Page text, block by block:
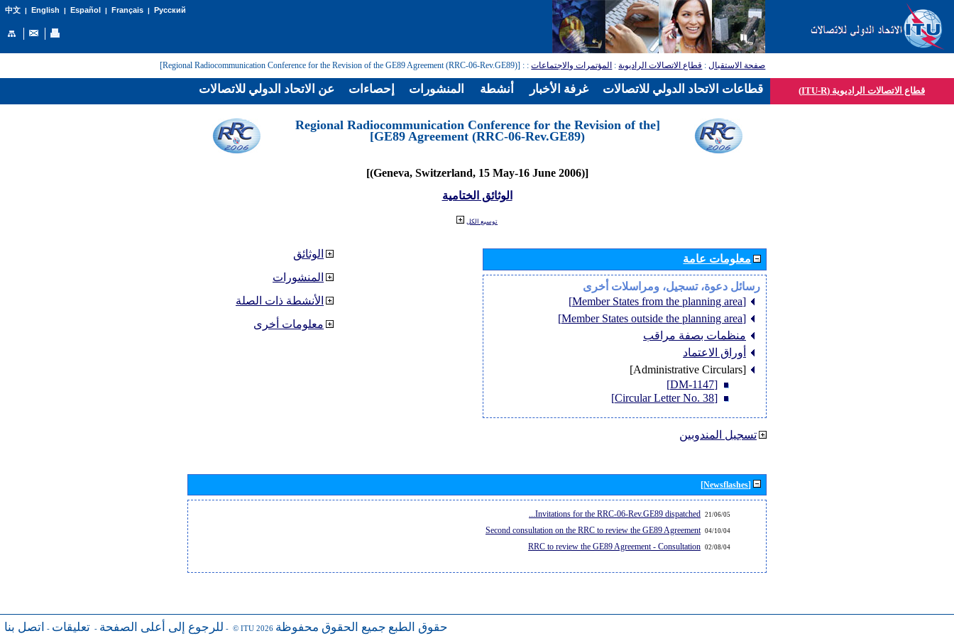
中文| English | Español | Français| Русский
صفحة الاستقبال: قطاع الاتصالات الراديوية: المؤتمرات والاجتماعات:
: [Regional Radiocommunication Conference for the Revision of the GE89 Agreement (RRC-06-Rev.GE89)]
قطاع الاتصالات الراديوية (ITU-R)
[Regional Radiocommunication Conference for the Revision of the
GE89 Agreement (RRC-06-Rev.GE89)]
[(Geneva, Switzerland, 15 May-16 June 2006)]
الوثائق الختامية
توسيع الكل
الوثائق
المنشورات
الأنشطة ذات الصلة
معلومات أخرى
معلومات عامة
رسائل دعوة، تسجيل، ومراسلات أخرى
[Member States from the planning area]
[Member States outside the planning area]
منظمات بصفة مراقب
أوراق الاعتماد
[Administrative Circulars]
[DM-1147]
[Circular Letter No. 38]
تسجيل المندوبين
[Newsflashes]
21/06/05
Invitations for the RRC-06-Rev.GE89 dispatched...
04/10/04
Second consultation on the RRC to review the GE89 Agreement
02/08/04
RRC to review the GE89 Agreement - Consultation
للرجوع إلى أعلى الصفحة - تعليقات - اتصل بنا - © ITU 2026 حقوق الطبع جميع الحقوق محفوظة
عن الاتحاد الدولي للاتصالات إحصاءات المنشورات أنشطة غرفة الأخبار قطاعات الاتحاد الدولي للاتصالات